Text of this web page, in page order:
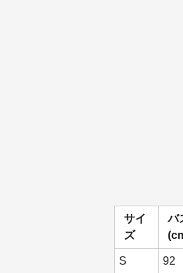
サイ
ズ
バ
S 92